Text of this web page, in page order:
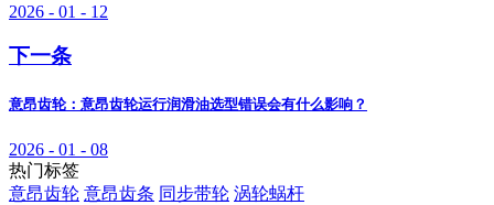
2026 - 01 - 12
下一条
意昂齿轮：意昂齿轮运行润滑油选型错误会有什么影响？
2026 - 01 - 08
热门标签
意昂齿轮 意昂齿条 同步带轮 涡轮蜗杆